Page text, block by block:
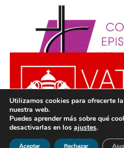
© ODISUR | Todos los derechos
Utilizamos cookies para ofrecerte
nuestra web.
Puedes aprender más sobre qué
desactivarlas en los ajustes.
Aceptar Rechazar